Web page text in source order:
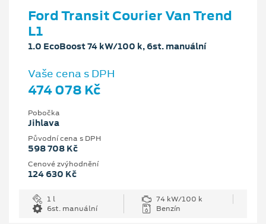
Ford Transit Courier Van Trend
L1
1.0 EcoBoost 74 kW/100 k, 6st. manuální
Vaše cena s DPH
474 078 Kč
Pobočka
Jihlava
Původní cena s DPH
598 708 Kč
Cenové zvýhodnění
124 630 Kč
1 l
74 kW/100 k
6st. manuální
Benzín